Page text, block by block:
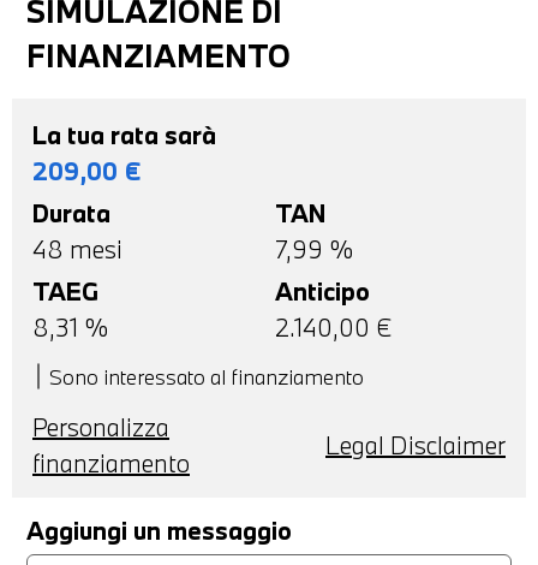
SIMULAZIONE DI
FINANZIAMENTO
La tua rata sarà
209,00 €
Durata
48 mesi
TAN
7,99 %
TAEG
8,31 %
Anticipo
2.140,00 €
Sono interessato al finanziamento
Personalizza
finanziamento
Legal Disclaimer
Aggiungi un messaggio